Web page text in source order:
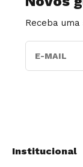
Receba
Institucional